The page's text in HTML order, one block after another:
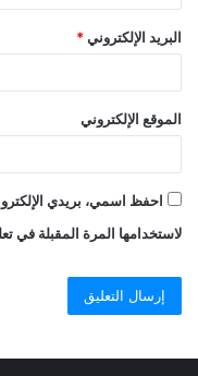
البريد الإلكتروني *
الموقع الإلكتروني
احفظ اسمي، بريدي
لاستخدامها المرة المقبلة في